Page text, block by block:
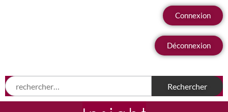
Connexion
Déconnexion